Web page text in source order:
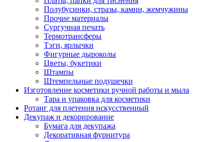
Полубусинки, стразы, камни, жемчужины
Прочие материалы
Сургучная печать
Термотрансферы
Тэги, ярлычки
Фигурные дыроколы
Цветы, букетики
Штампы
Штемпельные подушечки
Изготовление косметики ручной работы и мыла
Тара и упаковка для косметики
Ротанг для плетения искусственный
Декупаж и декорирование
Бумага для декупажа
Декоративная фурнитура